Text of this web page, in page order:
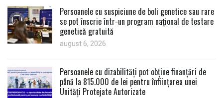
Persoanele cu suspiciune de boli genetice sau rare
se pot înscrie într-un program național de testare
genetică gratuită
august 6, 2026
Persoanele cu dizabilități pot obține finanțări de
până la 815.000 de lei pentru înființarea unei
Unități Protejate Autorizate